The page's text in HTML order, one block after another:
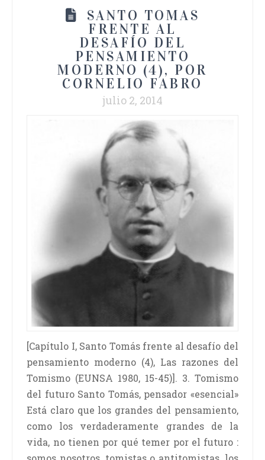
SANTO TOMAS
FRENTE AL
DESAFÍO DEL
PENSAMIENTO
MODERNO (4), POR
CORNELIO FABRO
julio 2, 2014
[Capítulo I, Santo Tomás frente al desafío del
pensamiento moderno (4), Las razones del
Tomismo (EUNSA 1980, 15-45)]. 3. Tomismo
del futuro Santo Tomás, pensador «esencial»
Está claro que los grandes del pensamiento,
como los verdaderamente grandes de la
vida, no tienen por qué temer por el futuro :